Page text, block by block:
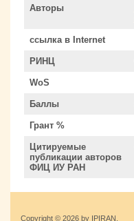
Авторы
ссылка в Internet
РИНЦ
WoS
Баллы
Грант %
Цитируемые
публикации авторов
ФИЦ ИУ РАН
Copyright © 2026 by IPIRAN.